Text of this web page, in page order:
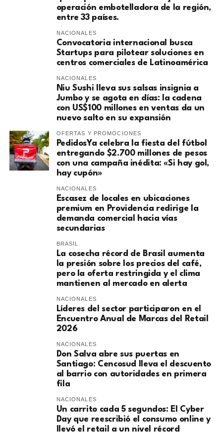
operación embotelladora de la región,
entre 33 países.
NACIONALES
Convocatoria internacional busca
Startups para pilotear soluciones en
centros comerciales de Latinoamérica
NACIONALES
Niu Sushi lleva sus salsas insignia a
Jumbo y se agota en días: la cadena
con US$100 millones en ventas da un
nuevo salto en su expansión
OFERTAS Y PROMOCIONES
PedidosYa celebra la fiesta del fútbol
entregando $2.700 millones de pesos
con una campaña inédita: «Si hay gol,
hay cupón»
NACIONALES
Escasez de locales en ubicaciones
premium en Providencia redirige la
demanda comercial hacia vías
secundarias
BRASIL
La cosecha récord de Brasil aumenta
la presión sobre los precios del café,
pero la oferta restringida y el clima
mantienen al mercado en alerta
NACIONALES
Líderes del sector participaron en el
Encuentro Anual de Marcas del Retail
2026
NACIONALES
Don Salva abre sus puertas en
Santiago: Cencosud lleva el descuento
al barrio con autoridades en primera
fila
NACIONALES
Un carrito cada 5 segundos: El Cyber
Day que reescribió el consumo online y
llevó el retail a un nivel récord